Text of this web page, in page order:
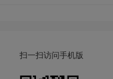
扫一扫访问手机版